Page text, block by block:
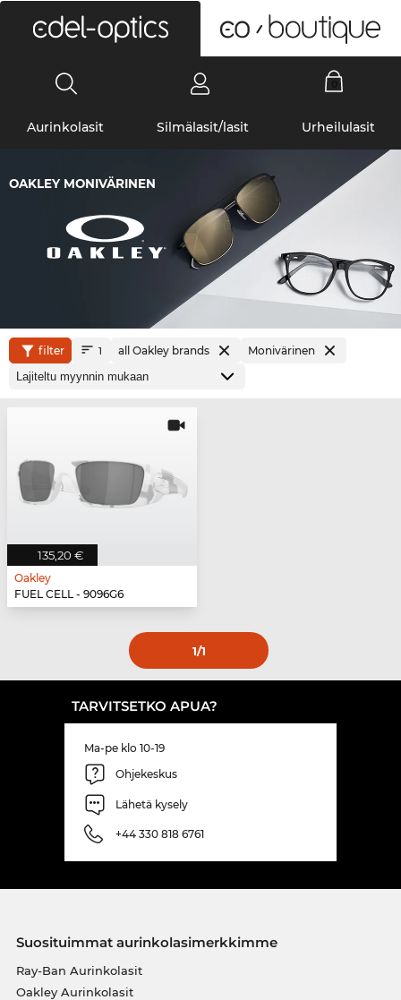
Aurinkolasit Silmälasit/lasit Urheilulasit
OAKLEY MONIVÄRINEN
filter 1 all Oakley brands Monivärinen
135,20 €
Oakley
FUEL CELL - 9096G6
1/1
TARVITSETKO APUA?
Ma-pe klo 10-19
Ohjekeskus
Lähetä kysely
+44 330 818 6761
Suosituimmat aurinkolasimerkkimme
Ray-Ban Aurinkolasit
Oakley Aurinkolasit